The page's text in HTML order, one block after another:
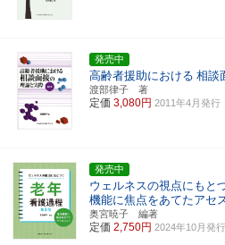
発売中
高齢者援助における 相談
渡部律子 著
定価 3,080円 2011年4月発行
発売中
ウェルネスの視点にもと
機能に焦点をあてたアセ
奥宮暁子 編著
定価 2,750円 2024年10月発行